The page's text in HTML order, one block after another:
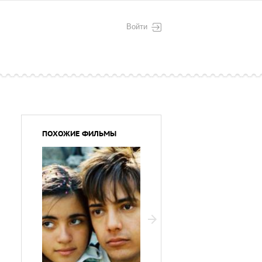
Войти
ПОХОЖИЕ ФИЛЬМЫ